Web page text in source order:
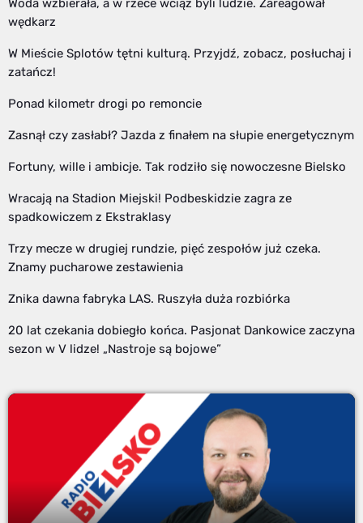
Woda wzbierała, a w rzece wciąż byli ludzie. Zareagował
wędkarz
W Mieście Splotów tętni kulturą. Przyjdź, zobacz, posłuchaj i
zatańcz!
Ponad kilometr drogi po remoncie
Zasnął czy zasłabł? Jazda z finałem na słupie energetycznym
Fortuny, wille i ambicje. Tak rodziło się nowoczesne Bielsko
Wracają na Stadion Miejski! Podbeskidzie zagra ze
spadkowiczem z Ekstraklasy
Trzy mecze w drugiej rundzie, pięć zespołów już czeka.
Znamy pucharowe zestawienia
Znika dawna fabryka LAS. Ruszyła duża rozbiórka
20 lat czekania dobiegło końca. Pasjonat Dankowice zaczyna
sezon w V lidze! „Nastroje są bojowe”